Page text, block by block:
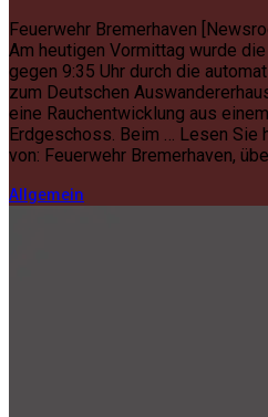
Feuerwehr Bremerhaven
Am heutigen Vormittag wurde
gegen 9:35 Uhr durch die
zum Deutschen
eine Rauchentwicklung aus
Erdgeschoss. Beim … Lesen Sie
von: Feuerwehr Bremerhaven,
Allgemein